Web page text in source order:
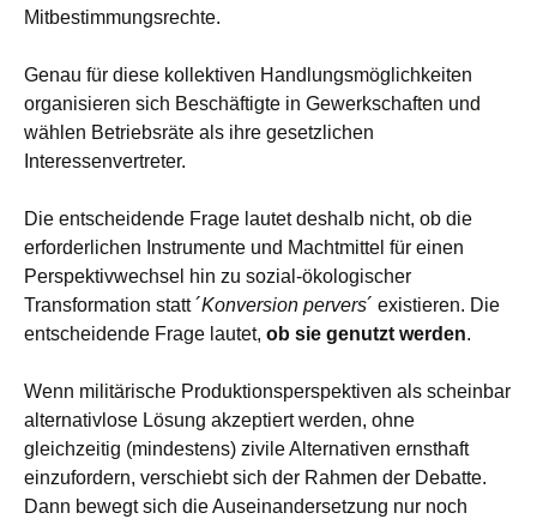
Mitbestimmungsrechte.
Genau für diese kollektiven Handlungsmöglichkeiten
organisieren sich Beschäftigte in Gewerkschaften und
wählen Betriebsräte als ihre gesetzlichen
Interessenvertreter.
Die entscheidende Frage lautet deshalb nicht, ob die
erforderlichen Instrumente und Machtmittel für einen
Perspektivwechsel hin zu sozial-ökologischer
Transformation statt ´Konversion pervers´ existieren. Die
entscheidende Frage lautet, ob sie genutzt werden.
Wenn militärische Produktionsperspektiven als scheinbar
alternativlose Lösung akzeptiert werden, ohne
gleichzeitig (mindestens) zivile Alternativen ernsthaft
einzufordern, verschiebt sich der Rahmen der Debatte.
Dann bewegt sich die Auseinandersetzung nur noch